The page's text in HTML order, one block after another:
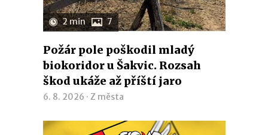
2 min 7
Požár pole poškodil mladý
biokoridor u Šakvic. Rozsah
škod ukáže až příští jaro
6. 8. 2026 · Z města